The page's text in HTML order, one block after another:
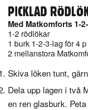
PICKLAD
Med Matkomforts 1-
1-2 rödlökar
1 burk 1-2-3-lag för 4 p
2 mellanstora
Skiva löken tunt,
Dela upp lagen i två
en ren glasburk.